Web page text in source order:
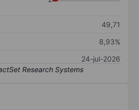
49,71
8,93%
24-jul-2026